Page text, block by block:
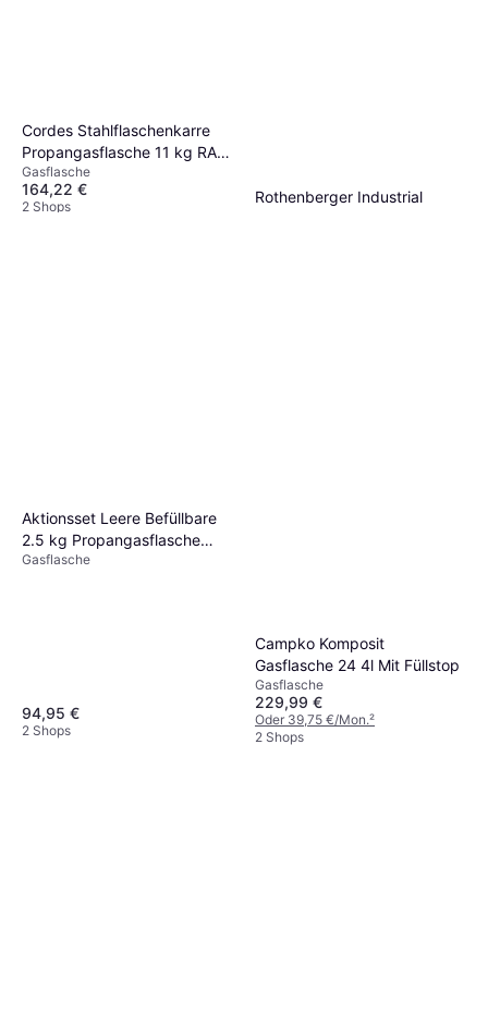
Cordes Stahlflaschenkarre
Propangasflasche 11 kg RAL
7016
Gasflasche
164,22 €
2 Shops
Rothenberger Industrial
Aktionsset Leere Befüllbare
2.5 kg Propangasflasche
Profill
Gasflasche
94,95 €
2 Shops
Campko Komposit
Gasflasche 24 4l Mit Füllstop
Gasflasche
229,99 €
Oder 39,75 €/Mon.²
2 Shops